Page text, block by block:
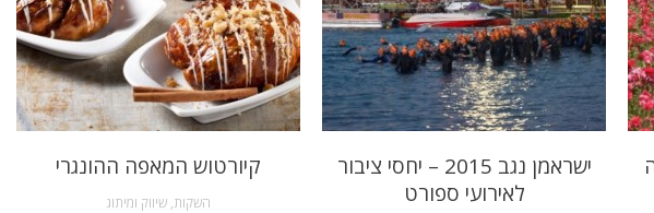
קיורטוש המאפה ההונגרי
השקות,שיווק ומיתוג
ישראמן נגב 2015 – יחסי ציבור
לאירועי ספורט